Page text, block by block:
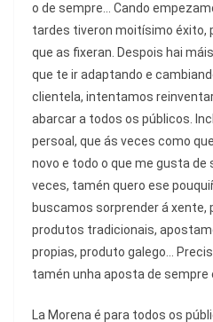
o de sempre... Cando
tardes tiveron moitísimo éxito,
que as fixeran. Despois hai
que te ir adaptando e
clientela, intentamos
abarcar a todos os públicos.
persoal, que ás veces como
novo e todo o que me gusta de
veces, tamén quero ese
buscamos sorprender á xente,
produtos tradicionais,
propias, produto galego...
tamén unha aposta de sempre
La Morena é para todos os